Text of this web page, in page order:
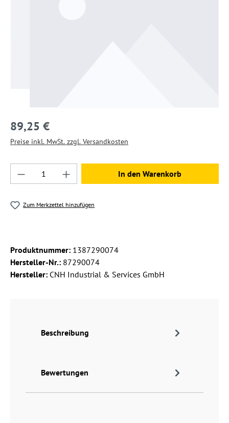
89,25 €
Preise inkl. MwSt. zzgl. Versandkosten
Produkt Anzahl: Gib den gewünschten
In den Warenkorb
Zum Merkzettel hinzufügen
Produktnummer: 1387290074
Hersteller-Nr.: 87290074
Hersteller: CNH Industrial & Services GmbH
Beschreibung
Bewertungen